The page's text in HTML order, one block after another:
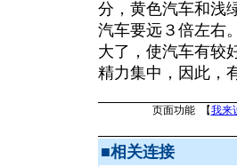
分，黄色汽车和浅
汽车要远３倍左右
大了，使汽车有较
精力集中，因此，
页面功能 【我来
■相关连接